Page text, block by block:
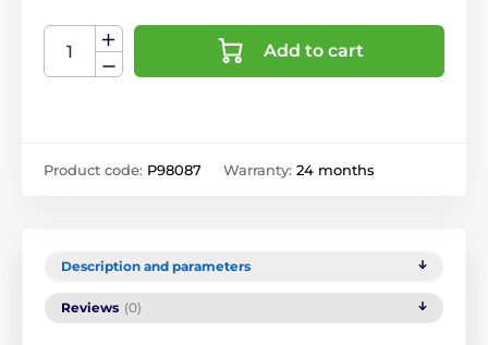
Add to cart
Product code: P98087 Warranty: 24 months
Description and parameters
Reviews (0)